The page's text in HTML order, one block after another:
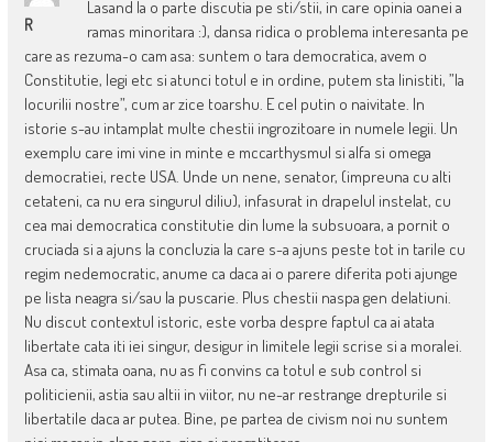
R
Lasand la o parte discutia pe sti/stii, in care opinia oanei a
ramas minoritara :), dansa ridica o problema interesanta pe
care as rezuma-o cam asa: suntem o tara democratica, avem o
Constitutie, legi etc si atunci totul e in ordine, putem sta linistiti, ”la
locurilii nostre”, cum ar zice toarshu. E cel putin o naivitate. In
istorie s-au intamplat multe chestii ingrozitoare in numele legii. Un
exemplu care imi vine in minte e mccarthysmul si alfa si omega
democratiei, recte USA. Unde un nene, senator, (impreuna cu alti
cetateni, ca nu era singurul diliu), infasurat in drapelul instelat, cu
cea mai democratica constitutie din lume la subsuoara, a pornit o
cruciada si a ajuns la concluzia la care s-a ajuns peste tot in tarile cu
regim nedemocratic, anume ca daca ai o parere diferita poti ajunge
pe lista neagra si/sau la puscarie. Plus chestii naspa gen delatiuni.
Nu discut contextul istoric, este vorba despre faptul ca ai atata
libertate cata iti iei singur, desigur in limitele legii scrise si a moralei.
Asa ca, stimata oana, nu as fi convins ca totul e sub control si
politicienii, astia sau altii in viitor, nu ne-ar restrange drepturile si
libertatile daca ar putea. Bine, pe partea de civism noi nu suntem